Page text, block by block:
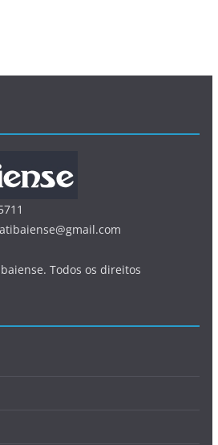
Todos os direitos